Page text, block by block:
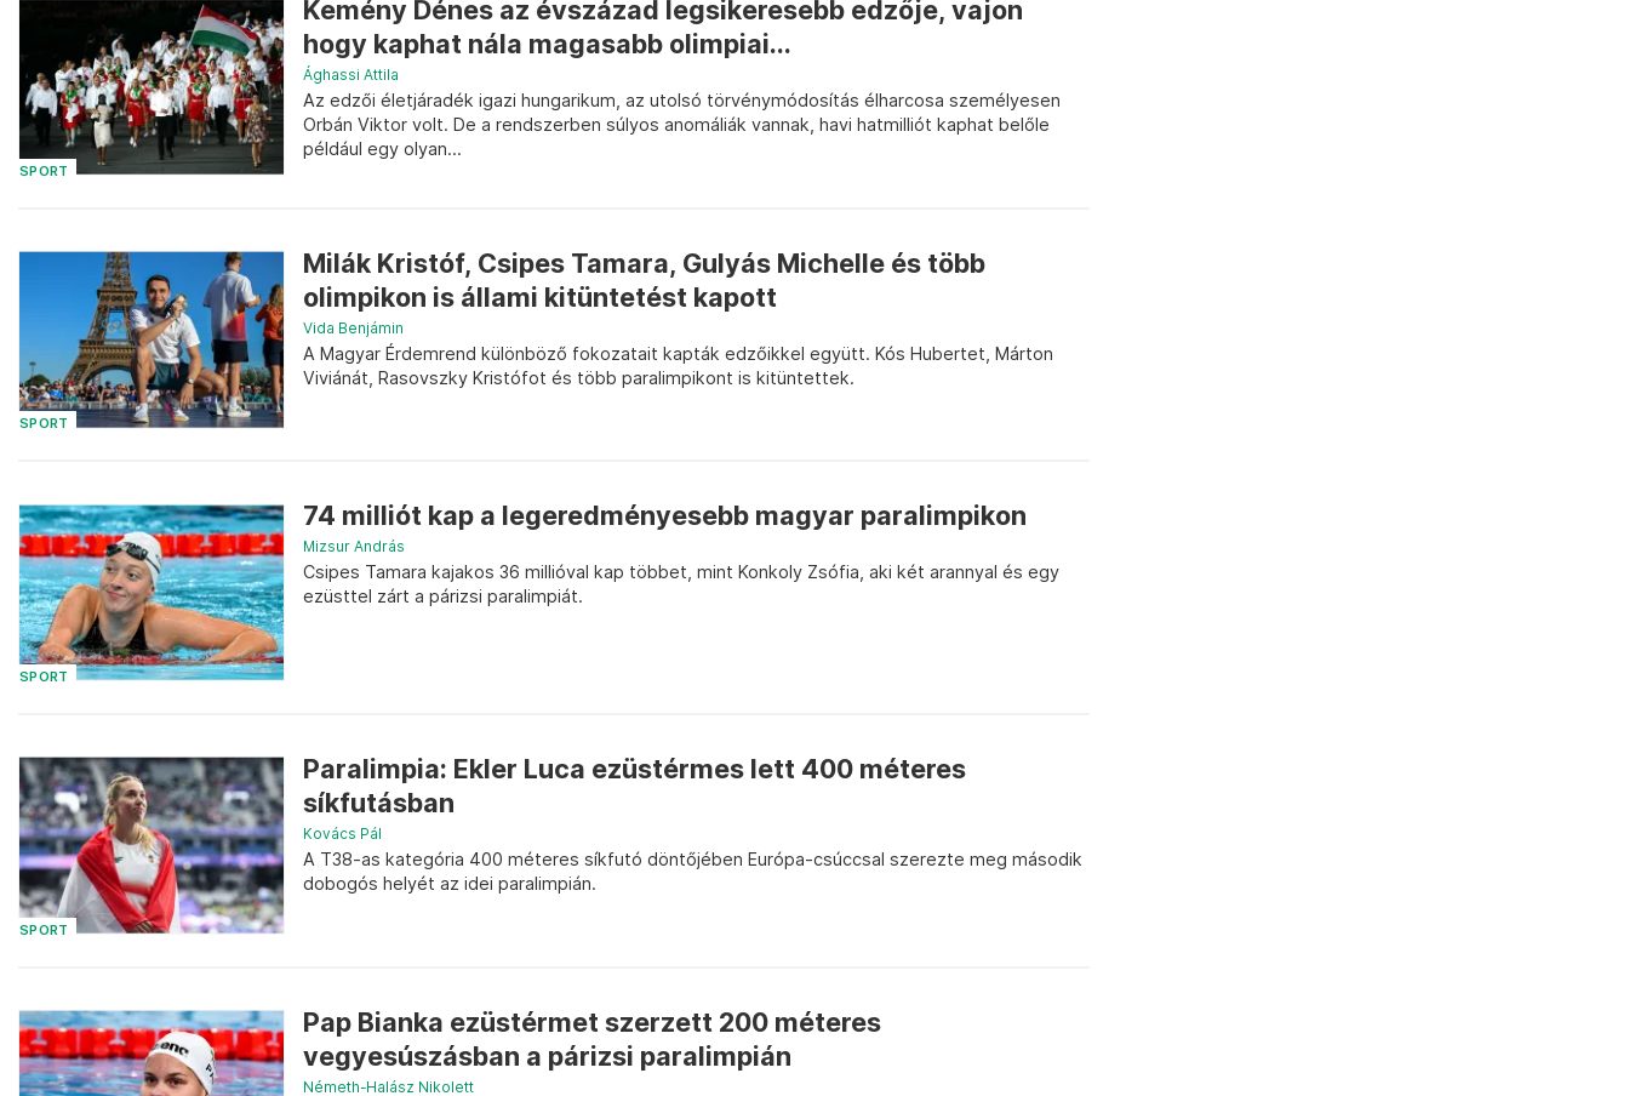
SPORT
Kemény Dénes az évszázad legsikeresebb edzője, vajon
hogy kaphat nála magasabb olimpiai...
Ághassi Attila
Az edzői életjáradék igazi hungarikum, az utolsó törvénymódosítás élharcosa személyesen
Orbán Viktor volt. De a rendszerben súlyos anomáliák vannak, havi hatmilliót kaphat belőle
például egy olyan...
SPORT
Milák Kristóf, Csipes Tamara, Gulyás Michelle és több
olimpikon is állami kitüntetést kapott
Vida Benjámin
A Magyar Érdemrend különböző fokozatait kapták edzőikkel együtt. Kós Hubertet, Márton
Viviánát, Rasovszky Kristófot és több paralimpikont is kitüntettek.
SPORT
74 milliót kap a legeredményesebb magyar paralimpikon
Mizsur András
Csipes Tamara kajakos 36 millióval kap többet, mint Konkoly Zsófia, aki két arannyal és egy
ezüsttel zárt a párizsi paralimpiát.
SPORT
Paralimpia: Ekler Luca ezüstérmes lett 400 méteres
síkfutásban
Kovács Pál
A T38-as kategória 400 méteres síkfutó döntőjében Európa-csúccsal szerezte meg második
dobogós helyét az idei paralimpián.
Pap Bianka ezüstérmet szerzett 200 méteres
vegyesúszásban a párizsi paralimpián
Németh-Halász Nikolett